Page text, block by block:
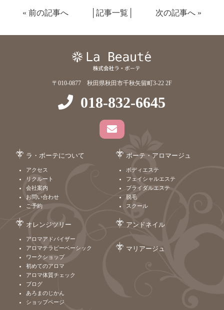
« 前の記事へ 記事一覧 次の記事へ »
〒010-0877 秋田県秋田市千秋矢留町3-22 2F
018-832-6645
ラ・ボーテについて
アクセス
リクルート
会社案内
お問い合わせ
ご予約
ボーテ・アロマージュ
ボディエステ
フェイシャルエステ
ブライダルエステ
脱毛
スクール
オレンジツリー
アロマアドバイザー
アロマテラピーベーシック
ワークショップ
初めてのアロマ
アロマ体質チェック
ブログ
あろまのじかん
ショップページ
アンドネイル
マリアージュ